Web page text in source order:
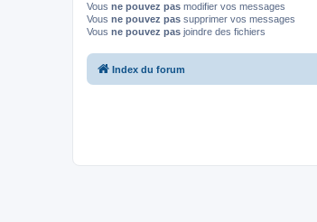
Vous ne pouvez pas modifier vos messages
Vous ne pouvez pas supprimer vos messages
Vous ne pouvez pas joindre des fichiers
Index du forum